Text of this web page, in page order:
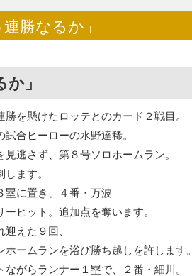
勝なるか」
か」
勝を懸けたロッテとのカード２戦目。
試合ヒーローの水野達稀。
逃さず、第８号ソロホームラン。
ます。
塁に置き、４番・万波
ーヒット。追加点を奪います。
えた９回、
ホームランを浴び勝ち越しを許します
ながらランナー１塁で、２番・細川。